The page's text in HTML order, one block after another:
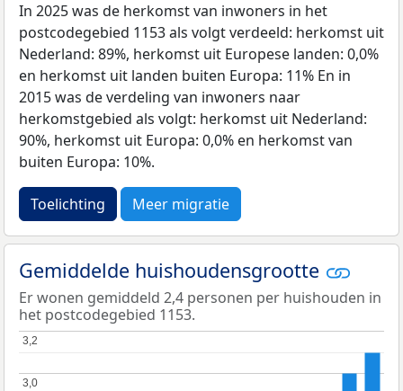
In 2025 was de herkomst van inwoners in het
postcodegebied 1153 als volgt verdeeld: herkomst uit
Nederland: 89%, herkomst uit Europese landen: 0,0%
en herkomst uit landen buiten Europa: 11% En in
2015 was de verdeling van inwoners naar
herkomstgebied als volgt: herkomst uit Nederland:
90%, herkomst uit Europa: 0,0% en herkomst van
buiten Europa: 10%.
Toelichting Meer migratie
Gemiddelde huishoudensgrootte
Er wonen gemiddeld 2,4 personen per huishouden in
het postcodegebied 1153.
3,0
3,0
3,2
3,2